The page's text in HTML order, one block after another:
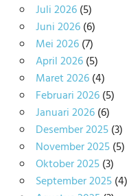
Juli 2026(5)
Juni 2026(6)
Mei 2026(7)
April 2026(5)
Maret 2026(4)
Februari 2026(5)
Januari 2026(6)
Desember 2025(3)
November 2025(5)
Oktober 2025(3)
September 2025(4)